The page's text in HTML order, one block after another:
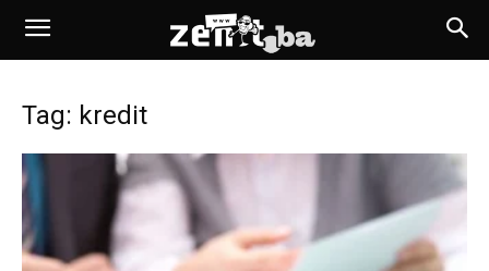
Tag: kredit